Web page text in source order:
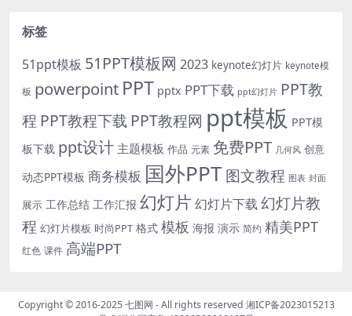
标签
51ppt模板 51PPT模板网 2023 keynote幻灯片 keynote模
板 powerpoint PPT pptx PPT下载 ppt幻灯片 PPT教
程 PPT教程下载 PPT教程网 ppt模板 PPT模
板下载 ppt设计 主题模板 作品 元素 免费PPT 几何风 创意
动态PPT模板 商务模板 国外PPT图文教程 图表 封面
展示 工作总结 工作汇报 幻灯片 幻灯片下载 幻灯片教
程 幻灯片模板 时尚PPT 格式 模板 海报 演示 简约 精美PPT
红色 课件 高端PPT
Copyright © 2016-2025七图网 - All rights reserved 湘ICP备2023015213